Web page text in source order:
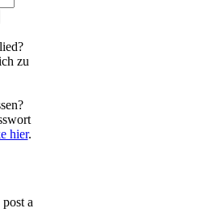
zu
hier.
a